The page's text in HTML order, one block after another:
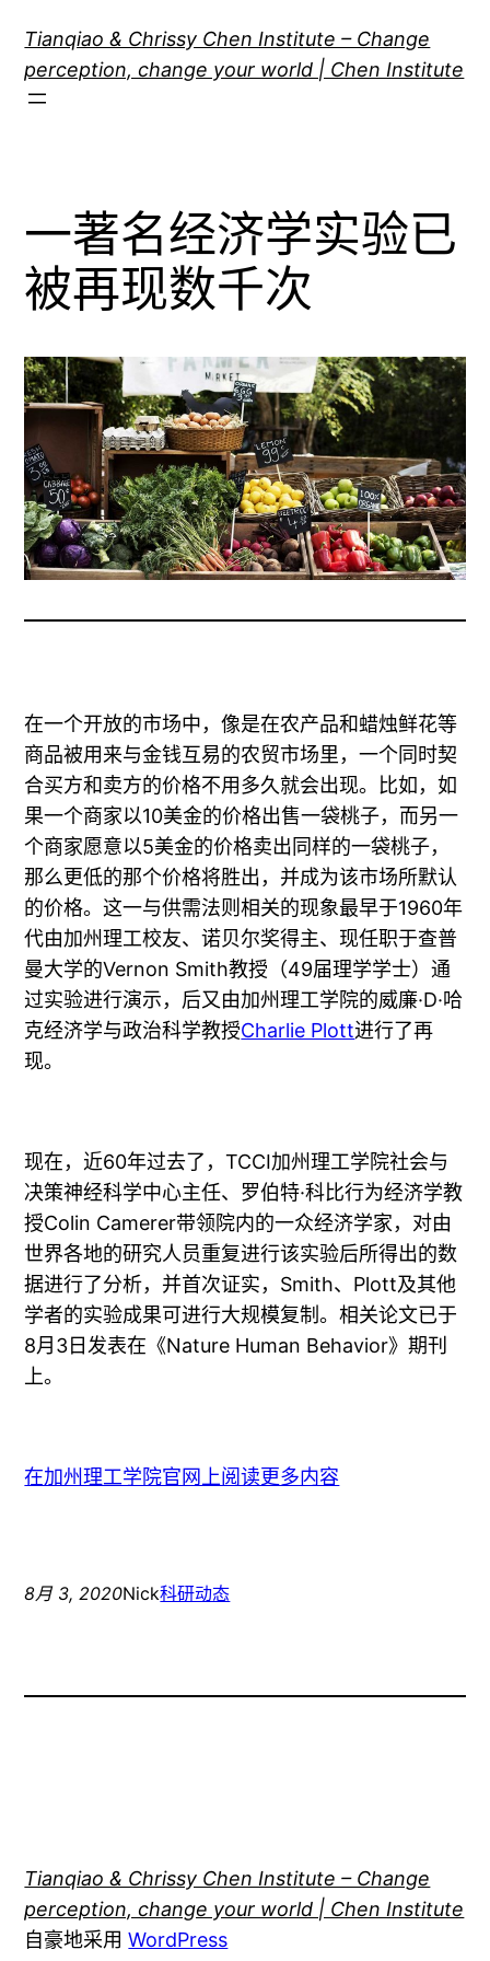
Tianqiao & Chrissy Chen Institute – Change
perception, change your world | Chen Institute
一著名经济学实验已
被再现数千次
在一个开放的市场中，像是在农产品和蜡烛鲜花等
商品被用来与金钱互易的农贸市场里，一个同时契
合买方和卖方的价格不用多久就会出现。比如，如
果一个商家以10美金的价格出售一袋桃子，而另一
个商家愿意以5美金的价格卖出同样的一袋桃子，
那么更低的那个价格将胜出，并成为该市场所默认
的价格。这一与供需法则相关的现象最早于1960年
代由加州理工校友、诺贝尔奖得主、现任职于查普
曼大学的Vernon Smith教授（49届理学学士）通
过实验进行演示，后又由加州理工学院的威廉·D·哈
克经济学与政治科学教授Charlie Plott进行了再
现。
现在，近60年过去了，TCCI加州理工学院社会与
决策神经科学中心主任、罗伯特·科比行为经济学教
授Colin Camerer带领院内的一众经济学家，对由
世界各地的研究人员重复进行该实验后所得出的数
据进行了分析，并首次证实，Smith、Plott及其他
学者的实验成果可进行大规模复制。相关论文已于
8月3日发表在《Nature Human Behavior》期刊
上。
在加州理工学院官网上阅读更多内容
8月 3, 2020Nick科研动态
Tianqiao & Chrissy Chen Institute – Change
perception, change your world | Chen Institute
自豪地采用WordPress